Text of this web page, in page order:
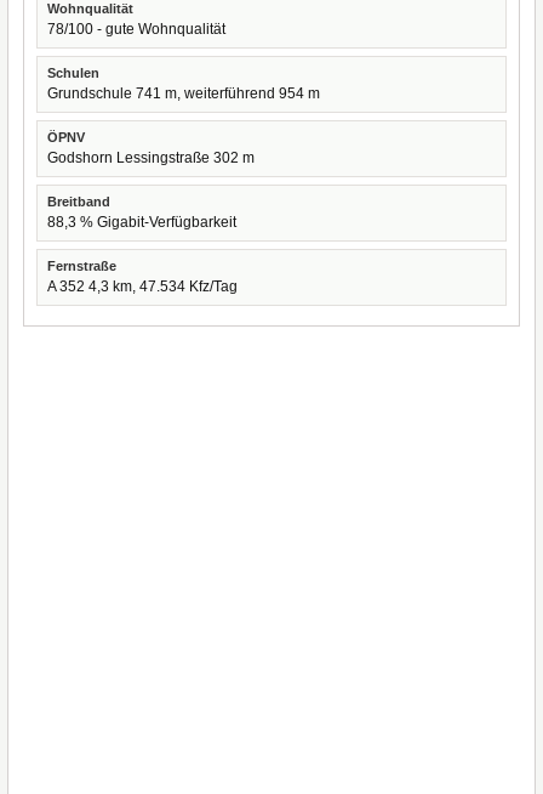
Wohnqualität
78/100 - gute Wohnqualität
Schulen
Grundschule 741 m, weiterführend 954 m
ÖPNV
Godshorn Lessingstraße 302 m
Breitband
88,3 % Gigabit-Verfügbarkeit
Fernstraße
A 352 4,3 km, 47.534 Kfz/Tag